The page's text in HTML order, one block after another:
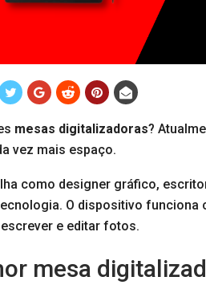
mesas digitalizadoras?
vez mais espaço.
como designer gráfico,
O dispositivo
e editar fotos.
mesa